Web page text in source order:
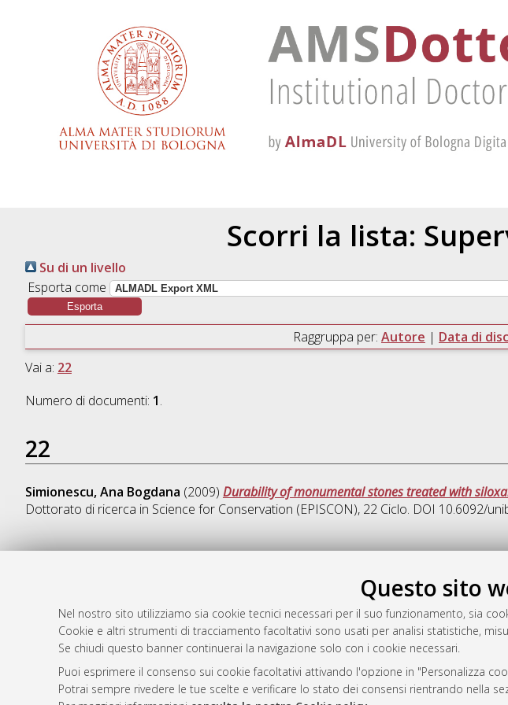
Questo sito
Nel nostro sito utilizziamo sia cookie tecnici necessari per il suo funzionamento, sia
Cookie e altri strumenti di tracciamento facoltativi sono usati per analisi statistiche,
Se chiudi questo banner continuerai la navigazione solo con i cookie necessari.
Puoi esprimere il consenso sui cookie facoltativi attivando l'opzione in "Personalizza
Potrai sempre rivedere le tue scelte e verificare lo stato dei consensi rientrando nella
Scorri la lista:
Su di un livello
Esporta come
Raggruppa per: Autore | Data di
Vai a: 22
Numero di documenti: 1.
22
Simionescu, Ana Bogdana (2009) Durability of monumental stones treated with
Dottorato di ricerca in Science for Conservation (EPISCON), 22 Ciclo. DOI 10.6092/
Rss 1.0
Rss 2.0
AMS Dottorato
ISSN: 2038-7946
Servizio implementato e gestito da
Impostazioni Cookie
Informativa sulla privacy
Condizioni d’uso del sito